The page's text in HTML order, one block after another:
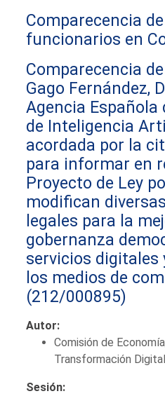
Comparecencia
funcionarios en
Comparecencia
Gago Fernández,
Agencia Española
de Inteligencia
acordada por la
para informar en
Proyecto de Ley
modifican
legales para la
gobernanza
servicios digitales
los medios de
(212/000895)
Autor:
Comisión de
Transformación Digital
Sesión: